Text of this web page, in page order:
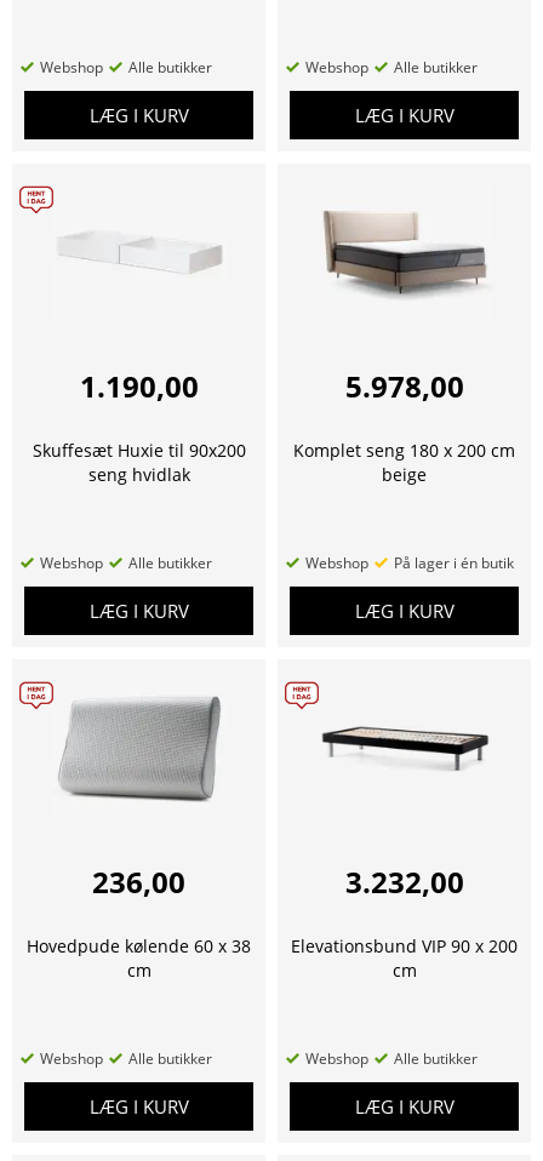
Webshop Alle butikker
LÆG I KURV
Webshop Alle butikker
LÆG I KURV
1.190,00
Skuffesæt Huxie til 90x200
seng hvidlak
Webshop Alle butikker
LÆG I KURV
5.978,00
Komplet seng 180 x 200 cm
beige
Webshop På lager i én butik
LÆG I KURV
236,00
Hovedpude kølende 60 x 38
cm
Webshop Alle butikker
LÆG I KURV
3.232,00
Elevationsbund VIP 90 x 200
cm
Webshop Alle butikker
LÆG I KURV